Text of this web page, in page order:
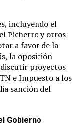
incluyendo el
Pichetto y otros
a favor de la
la oposición
proyectos
e Impuesto a los
sanción del
Gobierno